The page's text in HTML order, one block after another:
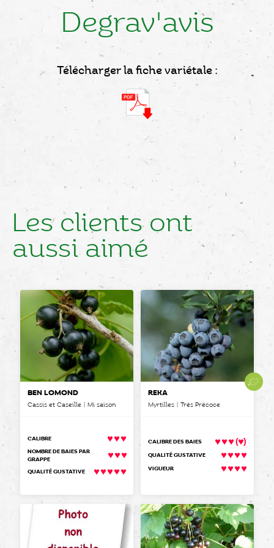
Degrav'avis
Télécharger la fiche variétale :
Les clients ont
aussi aimé
BEN LOMOND
Cassis et Caseille | Mi saison
CALIBRE
NOMBRE DE BAIES PAR
GRAPPE
QUALITÉ GUSTATIVE
REKA
Myrtilles | Très Précoce
CALIBRE DES BAIES ( )
QUALITÉ GUSTATIVE
VIGUEUR